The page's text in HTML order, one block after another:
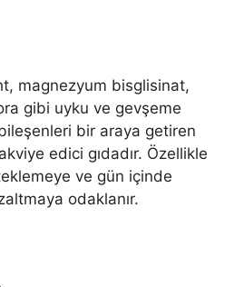
magnezyum bisglisinat,
gibi uyku ve gevşeme
bir araya getiren
edici gıdadır. Özellikle
ve gün içinde
odaklanır.